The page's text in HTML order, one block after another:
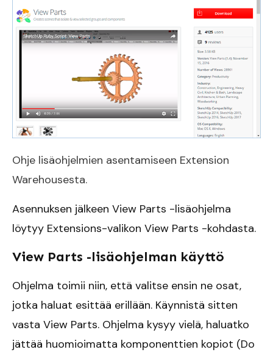
Ohje lisäohjelmien asentamiseen Extension
Warehousesta.
Asennuksen jälkeen View Parts -lisäohjelma
löytyy Extensions-valikon View Parts -kohdasta.
View Parts -lisäohjelman käyttö
Ohjelma toimii niin, että valitse ensin ne osat,
jotka haluat esittää erillään. Käynnistä sitten
vasta View Parts. Ohjelma kysyy vielä, haluatko
jättää huomioimatta komponenttien kopiot (Do